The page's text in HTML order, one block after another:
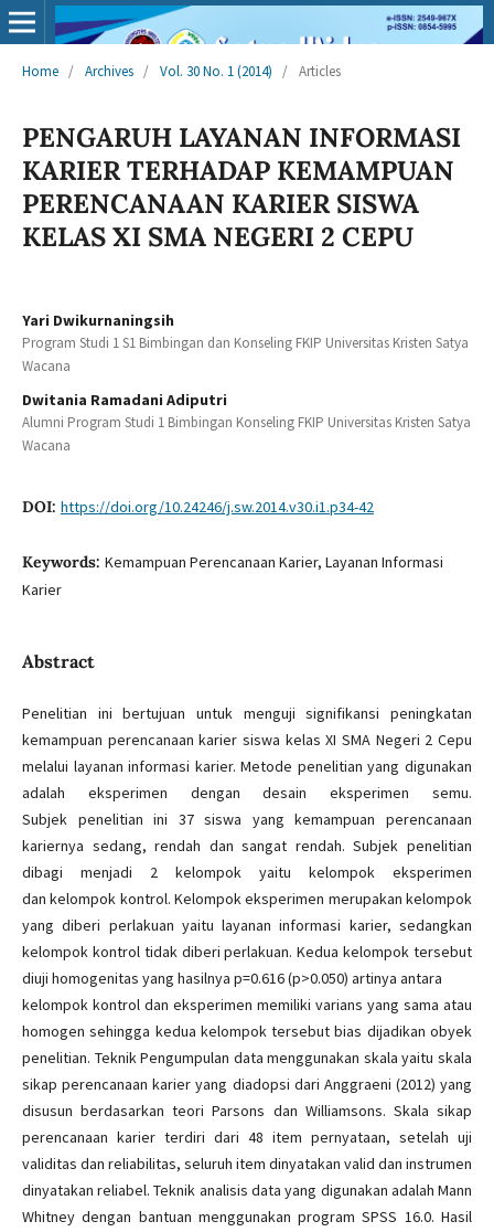
Home / Archives / Vol. 30 No. 1 (2014) / Articles
PENGARUH LAYANAN INFORMASI
KARIER TERHADAP KEMAMPUAN
PERENCANAAN KARIER SISWA
KELAS XI SMA NEGERI 2 CEPU
Yari Dwikurnaningsih
Program Studi 1 S1 Bimbingan dan Konseling FKIP Universitas Kristen Satya
Wacana
Dwitania Ramadani Adiputri
Alumni Program Studi 1 Bimbingan Konseling FKIP Universitas Kristen Satya
Wacana
DOI: https://doi.org/10.24246/j.sw.2014.v30.i1.p34-42
Keywords: Kemampuan Perencanaan Karier, Layanan Informasi
Karier
Abstract
Penelitian ini bertujuan untuk menguji signifikansi peningkatan
kemampuan perencanaan karier siswa kelas XI SMA Negeri 2 Cepu
melalui layanan informasi karier. Metode penelitian yang digunakan
adalah eksperimen dengan desain eksperimen semu.
Subjek penelitian ini 37 siswa yang kemampuan perencanaan
kariernya sedang, rendah dan sangat rendah. Subjek penelitian
dibagi menjadi 2 kelompok yaitu kelompok eksperimen
dan kelompok kontrol. Kelompok eksperimen merupakan kelompok
yang diberi perlakuan yaitu layanan informasi karier, sedangkan
kelompok kontrol tidak diberi perlakuan. Kedua kelompok tersebut
diuji homogenitas yang hasilnya p=0.616 (p>0.050) artinya antara
kelompok kontrol dan eksperimen memiliki varians yang sama atau
homogen sehingga kedua kelompok tersebut bias dijadikan obyek
penelitian. Teknik Pengumpulan data menggunakan skala yaitu skala
sikap perencanaan karier yang diadopsi dari Anggraeni (2012) yang
disusun berdasarkan teori Parsons dan Williamsons. Skala sikap
perencanaan karier terdiri dari 48 item pernyataan, setelah uji
validitas dan reliabilitas, seluruh item dinyatakan valid dan instrumen
dinyatakan reliabel. Teknik analisis data yang digunakan adalah Mann
Whitney dengan bantuan menggunakan program SPSS 16.0. Hasil